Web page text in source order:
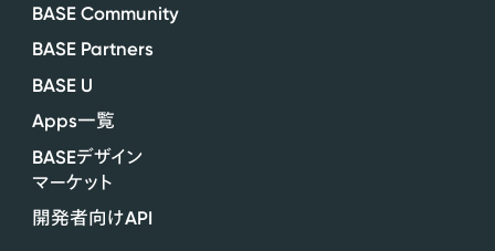
BASE Community
BASE Partners
BASE U
Apps一覧
BASEデザイン
マーケット
開発者向けAPI